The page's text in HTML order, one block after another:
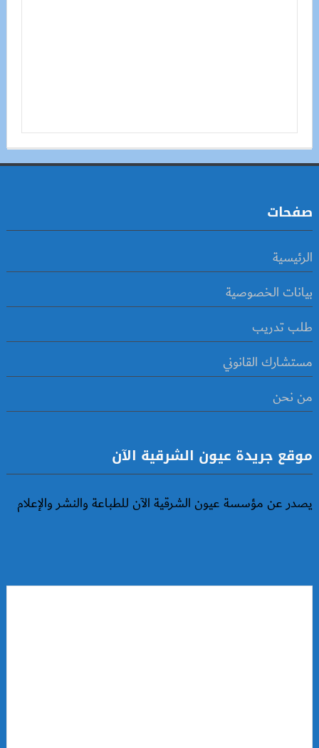
صفحات
الرئيسية
بيانات الخصوصية
طلب تدريب
مستشارك القانوني
من نحن
موقع جريدة عيون الشرقية الآن
يصدر عن مؤسسة عيون الشرقية الآن للطباعة والنشر والإعلام